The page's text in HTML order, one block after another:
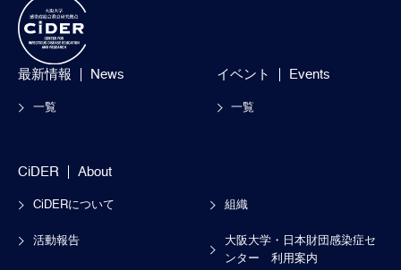
最新情報 News
一覧
イベント Events
一覧
CiDER About
CiDERについて 組織
活動報告
大阪大学・日本財団感染症セ
ンター 利用案内